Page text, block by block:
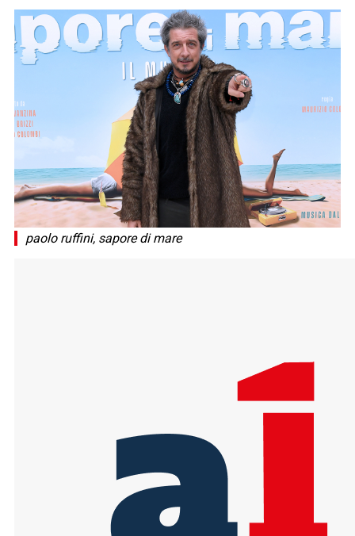
paolo ruffini, sapore di mare